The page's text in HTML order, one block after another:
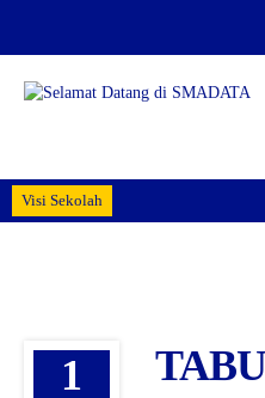
Visi Sekolah
1